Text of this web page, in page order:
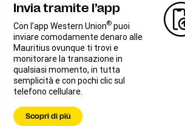
Invia tramite l’app
Con l’app Western Union® puoi
inviare comodamente denaro alle
Mauritius ovunque ti trovi e
monitorare la transazione in
qualsiasi momento, in tutta
semplicità e con pochi clic sul
telefono cellulare.
Scopri di più